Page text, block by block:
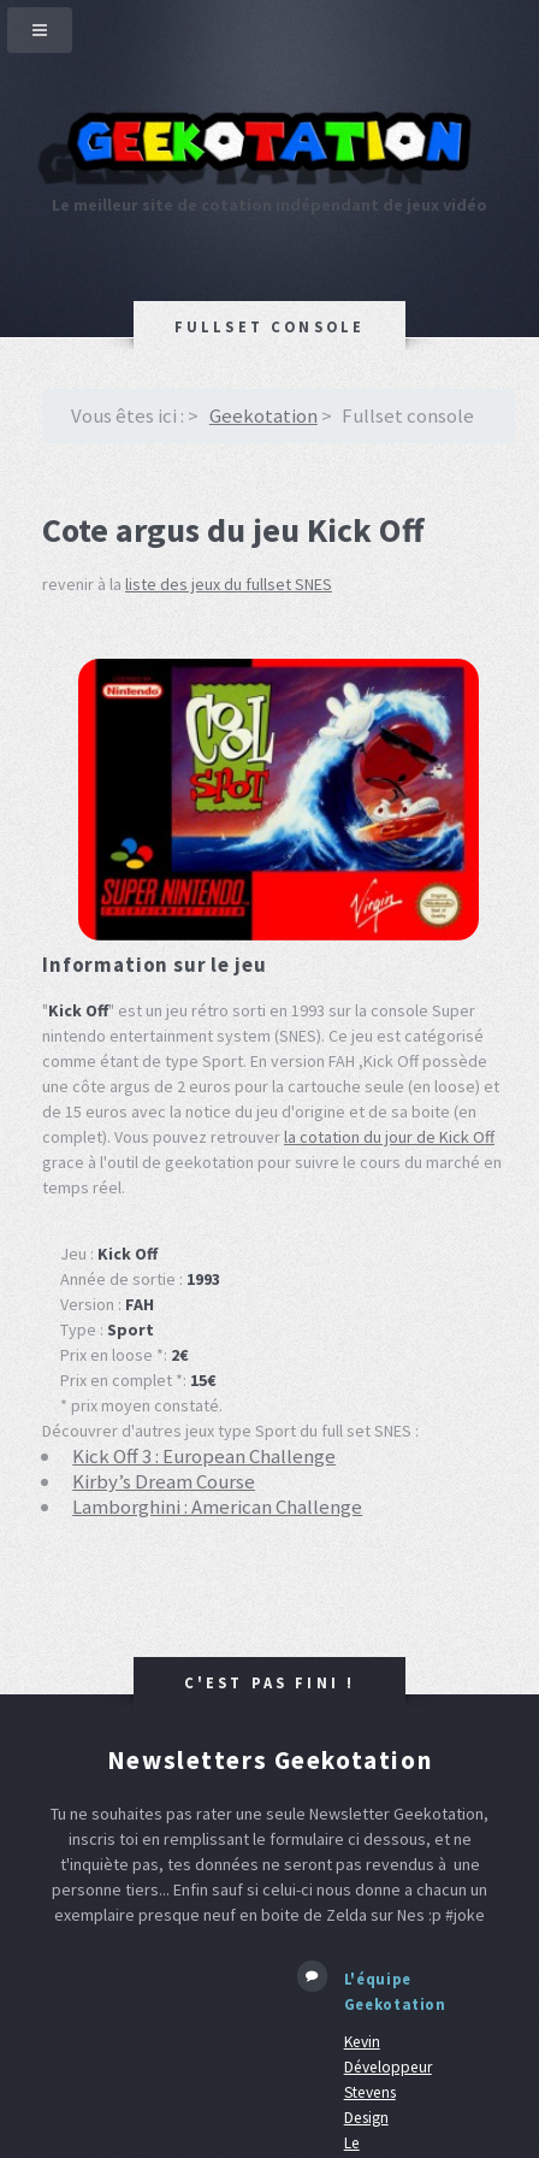
Le meilleur site de cotation indépendant de jeux vidéo
FULLSET CONSOLE
Vous êtes ici : Geekotation Fullset console
Cote argus du jeu Kick Off
revenir à la liste des jeux du fullset SNES
Information sur le jeu
"Kick Off" est un jeu rétro sorti en 1993 sur la console Super
nintendo entertainment system (SNES). Ce jeu est catégorisé
comme étant de type Sport. En version FAH ,Kick Off possède
une côte argus de 2 euros pour la cartouche seule (en loose) et
de 15 euros avec la notice du jeu d'origine et de sa boite (en
complet). Vous pouvez retrouverla cotation du jour de Kick Off
grace à l'outil de geekotation pour suivre le cours du marché en
temps réel.
Jeu : Kick Off
Année de sortie : 1993
Version : FAH
Type : Sport
Prix en loose *: 2€
Prix en complet *: 15€
* prix moyen constaté.
Découvrer d'autres jeux type Sport du full set SNES :
Kick Off 3 : European Challenge
Kirby’s Dream Course
Lamborghini : American Challenge
C'EST PAS FINI !
Newsletters Geekotation
Tu ne souhaites pas rater une seule Newsletter Geekotation,
inscris toi en remplissant le formulaire ci dessous, et ne
t'inquiète pas, tes données ne seront pas revendus à une
personne tiers... Enfin sauf si celui-ci nous donne a chacun un
exemplaire presque neuf en boite de Zelda sur Nes :p #joke
L'équipe
Geekotation
Kevin
Développeur
Stevens
Design
Le